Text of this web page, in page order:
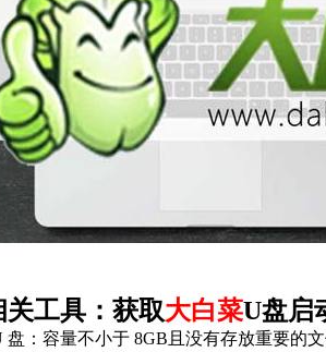
关工具：获取大白菜U盘启
盘：容量不小于 8GB且没有存放重要的文